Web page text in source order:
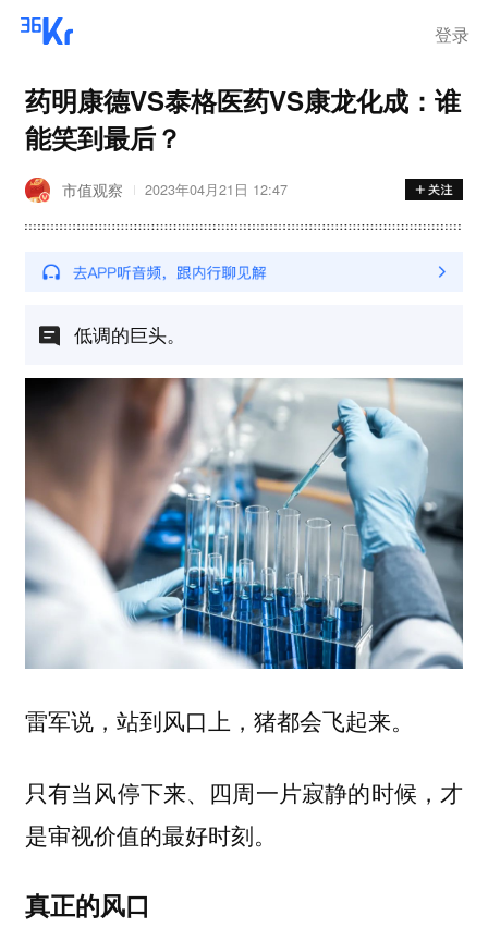
登录
药明康德VS泰格医药VS康龙化成：谁
能笑到最后？
市值观察 2023年04月21日 12:47
低调的巨头。
雷军说，站到风口上，猪都会飞起来。
只有当风停下来、四周一片寂静的时候，才
是审视价值的最好时刻。
真正的风口